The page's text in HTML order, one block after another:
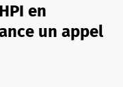
en
un appel